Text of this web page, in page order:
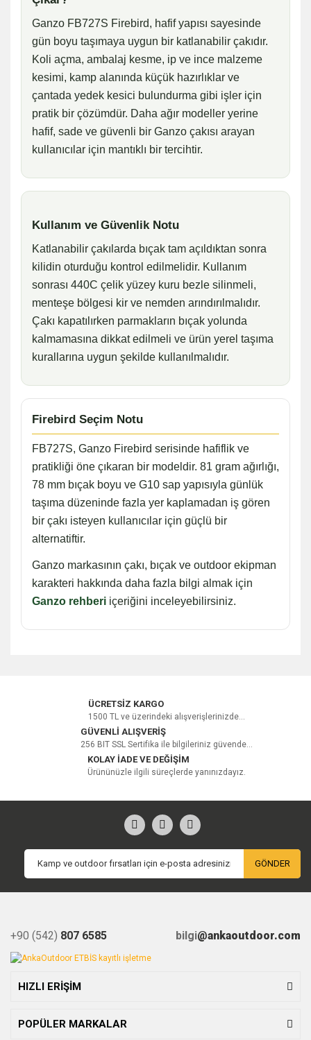
Ganzo FB727S Firebird, hafif yapısı sayesinde
gün boyu taşımaya uygun bir katlanabilir çakıdır.
Koli açma, ambalaj kesme, ip ve ince malzeme
kesimi, kamp alanında küçük hazırlıklar ve
çantada yedek kesici bulundurma gibi işler için
pratik bir çözümdür. Daha ağır modeller yerine
hafif, sade ve güvenli bir Ganzo çakısı arayan
kullanıcılar için mantıklı bir tercihtir.
Kullanım ve Güvenlik Notu
Katlanabilir çakılarda bıçak tam açıldıktan sonra
kilidin oturduğu kontrol edilmelidir. Kullanım
sonrası 440C çelik yüzey kuru bezle silinmeli,
menteşe bölgesi kir ve nemden arındırılmalıdır.
Çakı kapatılırken parmakların bıçak yolunda
kalmamasına dikkat edilmeli ve ürün yerel taşıma
kurallarına uygun şekilde kullanılmalıdır.
Firebird Seçim Notu
FB727S, Ganzo Firebird serisinde hafiflik ve
pratikliği öne çıkaran bir modeldir. 81 gram ağırlığı,
78 mm bıçak boyu ve G10 sap yapısıyla günlük
taşıma düzeninde fazla yer kaplamadan iş gören
bir çakı isteyen kullanıcılar için güçlü bir
alternatiftir.
Ganzo markasının çakı, bıçak ve outdoor ekipman
karakteri hakkında daha fazla bilgi almak için
Ganzo rehberi içeriğini inceleyebilirsiniz.
Bu ürüne ilk yorumu siz yapın!
Yorum Yaz
ÜCRETSİZ KARGO
1500 TL ve üzerindeki alışverişlerinizde...
GÜVENLİ ALIŞVERİŞ
256 BIT SSL Sertifika ile bilgileriniz güvende...
KOLAY İADE VE DEĞİŞİM
Ürününüzle ilgili süreçlerde yanınızdayız.
GÖNDER
+90 (542) 807 6585 bilgi@ankaoutdoor.com
HIZLI ERİŞİM
POPÜLER MARKALAR